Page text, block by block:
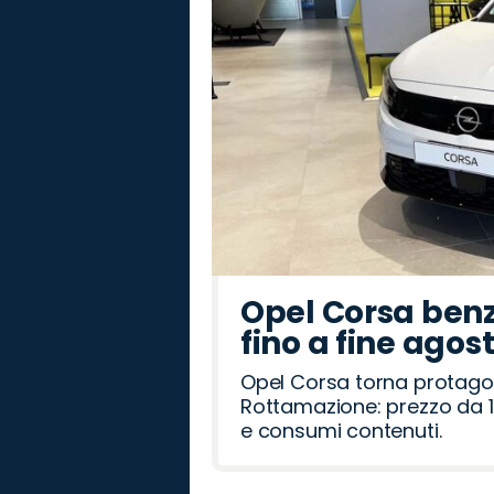
Opel Corsa
fino a fine
Opel Corsa torna
Rottamazione: prezzo da
e consumi contenuti.